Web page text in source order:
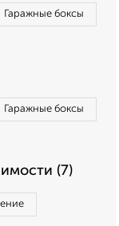
Гаражные боксы
Гаражные боксы
(7)